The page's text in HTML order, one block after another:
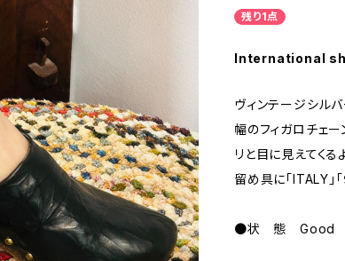
残り1点
International
ヴィンテージシル
幅のフィガロチェ
リと目に見えてくる
留め具に「ITALY」「
●状 態 Good